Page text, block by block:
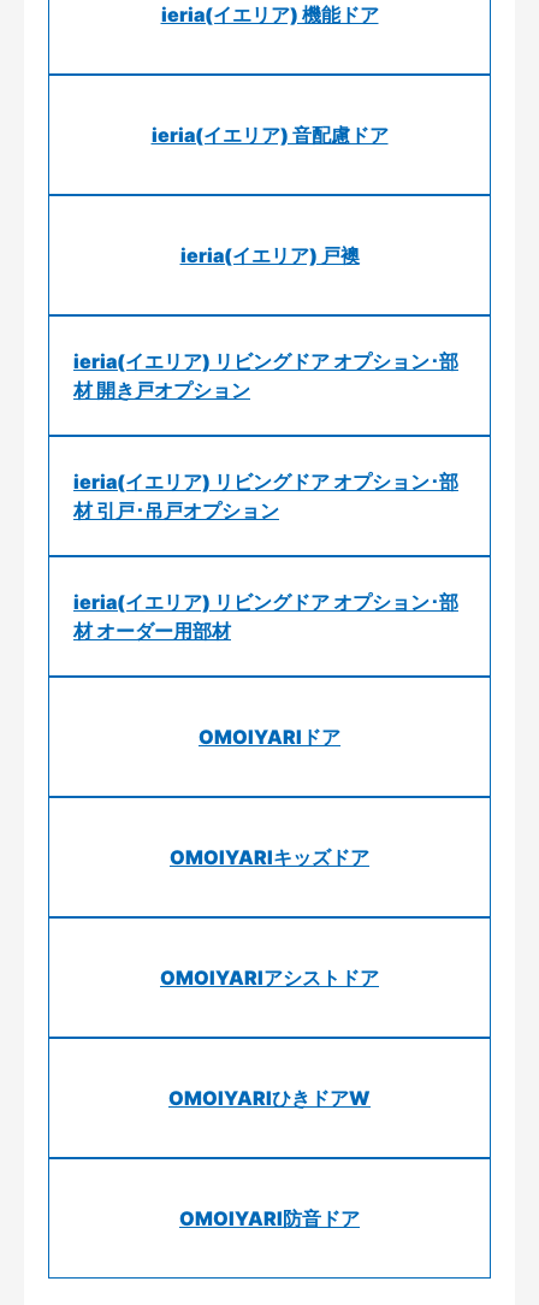
ieria(イエリア) 機能ドア
ieria(イエリア) 音配慮ドア
ieria(イエリア) 戸襖
ieria(イエリア) リビングドア オプション･部
材 開き戸オプション
ieria(イエリア) リビングドア オプション･部
材 引戸･吊戸オプション
ieria(イエリア) リビングドア オプション･部
材 オーダー用部材
OMOIYARIドア
OMOIYARIキッズドア
OMOIYARIアシストドア
OMOIYARIひきドアW
OMOIYARI防音ドア